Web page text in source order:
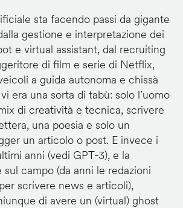
sta facendo passi da gigante
gestione e interpretazione dei
e virtual assistant, dal recruiting
di film e serie di Netflix,
a guida autonoma e chissà
era una sorta di tabù: solo l’uomo
di creatività e tecnica, scrivere
una poesia e solo un
un articolo o post. E invece i
anni (vedi GPT-3), e la
campo (da anni le redazioni
scrivere news e articoli),
di avere un (virtual) ghost